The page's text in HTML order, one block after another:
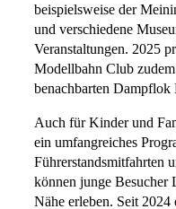
beispielsweise der
und verschiedene
Veranstaltungen. 2025
Modellbahn Club
benachbarten Dampflok
Auch für Kinder und
ein umfangreiches
Führerstandsmitfahrten
können junge Besucher
Nähe erleben. Seit